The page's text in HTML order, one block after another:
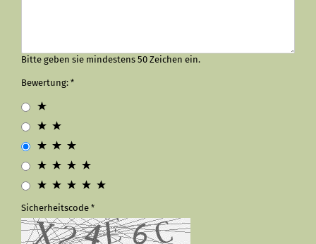
Bitte geben sie mindestens 50 Zeichen ein.
Bewertung:
Sicherheitscode